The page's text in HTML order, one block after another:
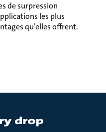
de surpression
les plus
qu’elles offrent.